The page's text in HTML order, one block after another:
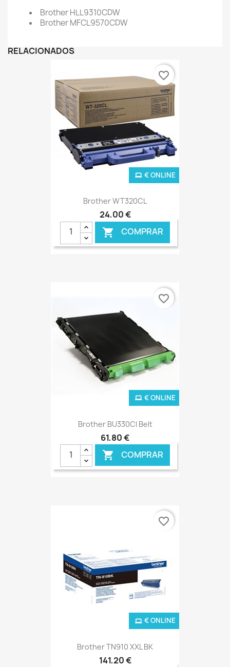
Brother HLL9310CDW
Brother MFCL9570CDW
RELACIONADOS
Brother WT320CL
24,00 €
 COMPRAR
€ ONLINE
favorite_border
Brother BU330Cl Belt
61,80 €
 COMPRAR
€ ONLINE
favorite_border
Brother TN910 XXL BK
141,20 €
€ ONLINE
favorite_border